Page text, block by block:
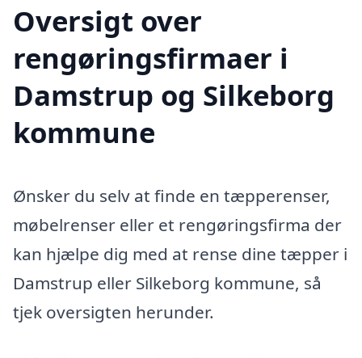
Oversigt over
rengøringsfirmaer i
Damstrup og Silkeborg
kommune
Ønsker du selv at finde en tæpperenser,
møbelrenser eller et rengøringsfirma der
kan hjælpe dig med at rense dine tæpper i
Damstrup eller Silkeborg kommune, så
tjek oversigten herunder.